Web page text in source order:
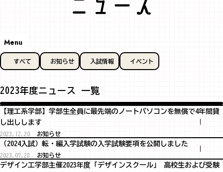
Menu
すべて お知らせ 入試情報 イベント
2023年度ニュース 一覧
【理工系学部】学部生全員に最先端のノートパソコンを無償で4年間貸
し出しします
2023.12.20 お知らせ
（2024入試）転・編入学試験の入学試験要項を公開しました
2023.07.28 お知らせ
デザイン工学部主催2023年度「デザインスクール」 高校生および受験